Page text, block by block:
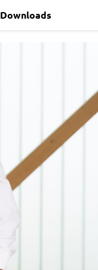
Downloads